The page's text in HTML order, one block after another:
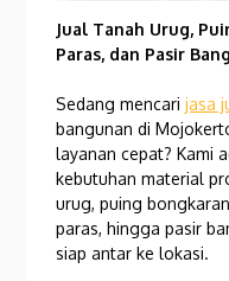
Jual Tanah Urug,
Paras, dan Pasir
Sedang mencarijasa
bangunan di
layanan cepat? Kami
kebutuhan material
urug, puing
paras, hingga pasir
siap antar ke lokasi.